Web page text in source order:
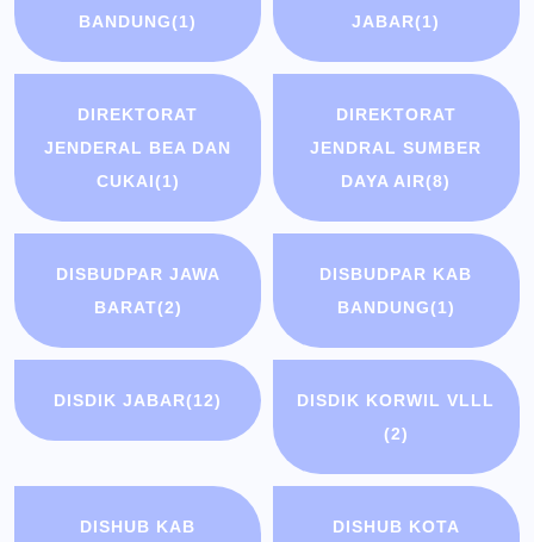
BANDUNG(1)
JABAR(1)
DIREKTORAT
JENDERAL BEA DAN
CUKAI(1)
DIREKTORAT
JENDRAL SUMBER
DAYA AIR(8)
DISBUDPAR JAWA
BARAT(2)
DISBUDPAR KAB
BANDUNG(1)
DISDIK JABAR(12)
DISDIK KORWIL VLLL
(2)
DISHUB KAB
DISHUB KOTA